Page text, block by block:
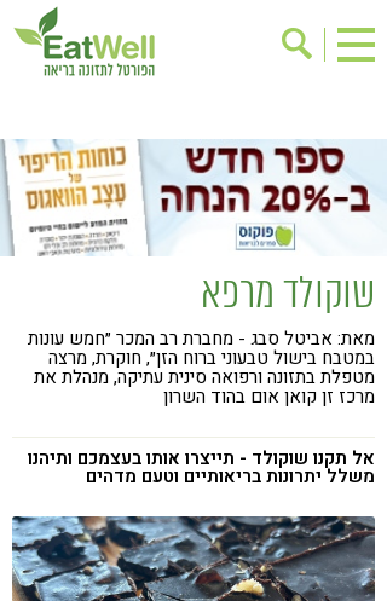
בישול בריא
אינדקס עסקים
ריפוי ומניעת מחלות
בריאות האישה
מתכוני בריאות
אירועים
גישות בתזונה
דיאטה
ניקוי רעלים
מזונות על
ילדים
תזונה וספורט
הפרעות קשב & ריכוז
אכילה רגשית
רגישות לגלוטן
טעים להכיר
קורונה
טבעונות
שוקולד מרפא
מאת: אביטל סבג - מחברת רב המכר ״חמש עונות
במטבח בישול טבעוני ברוח הזן״, חוקרת, מרצה
מטפלת בתזונה ורפואה סינית עתיקה, מנהלת את
מרכז זן קואן אום בהוד השרון
אל תקנו שוקולד - תייצרו אותו בעצמכם ותיהנו
משלל יתרונות בריאותיים וטעם מדהים